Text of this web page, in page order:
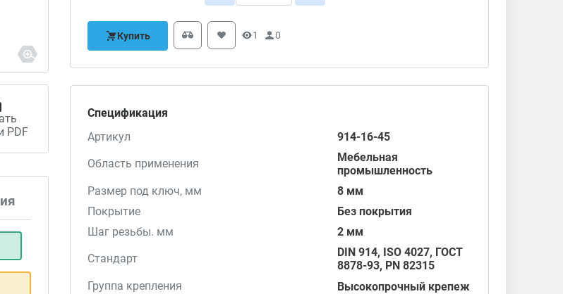
PDF
Купить 1 0
Спецификация
Артикул
914-16-45
Область применения
Мебельная
промышленность
Размер под ключ, мм
8 мм
Покрытие
Без покрытия
Шаг резьбы. мм
2 мм
Стандарт
DIN 914, ISO 4027, ГОСТ
8878-93, PN 82315
Группа крепления
Высокопрочный крепеж